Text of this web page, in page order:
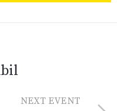
NEXT EVENT